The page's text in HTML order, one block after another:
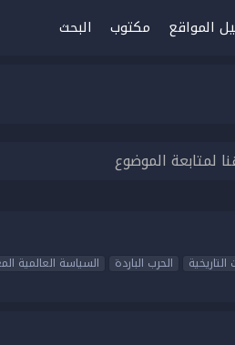
المواقع مكتوب البحث
لمتابعة الموضوع
الحرب الباردة السياسة العالمية